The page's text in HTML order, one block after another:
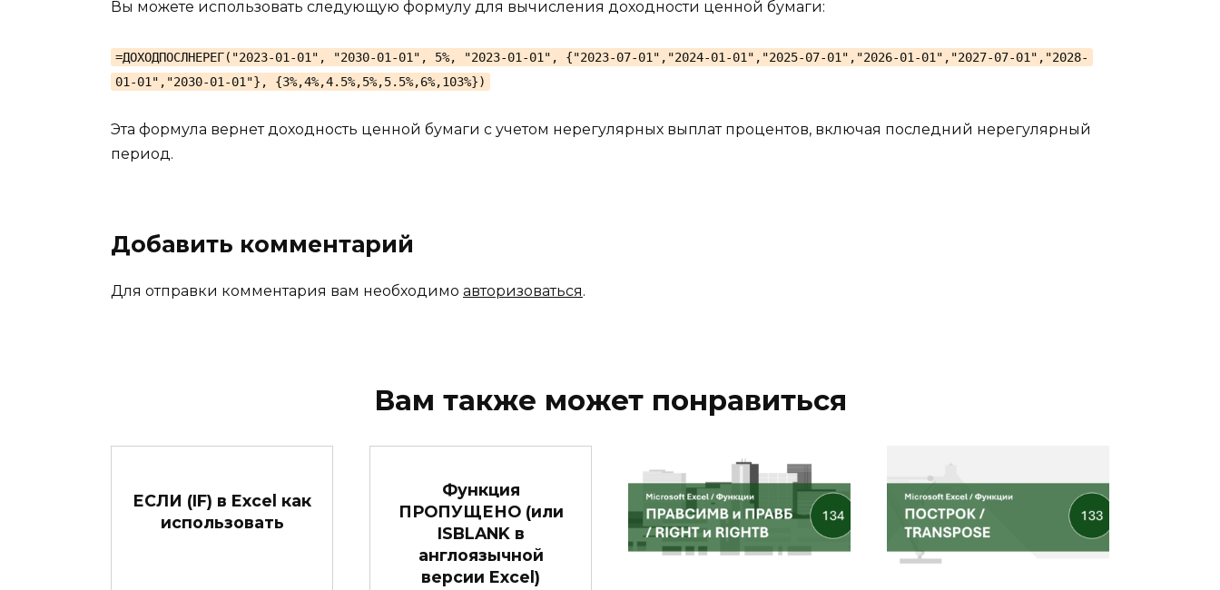
Вы можете использовать следующую формулу для вычисления доходности ценной бумаги:
=ДОХОДПОСЛНЕРЕГ("2023-01-01", "2030-01-01", 5%, "2023-01-01", {"2023-07-01","2024-01-01","2025-07-01","2026-01-01","2027-07-01","2028-
01-01","2030-01-01"}, {3%,4%,4.5%,5%,5.5%,6%,103%})
Эта формула вернет доходность ценной бумаги с учетом нерегулярных выплат процентов, включая последний нерегулярный
период.
Добавить комментарий
Для отправки комментария вам необходимо авторизоваться.
Вам также может понравиться
ЕСЛИ (IF) в Excel как
использовать
Функция
ПРОПУЩЕНО (или
ISBLANK в
англоязычной
версии Excel)